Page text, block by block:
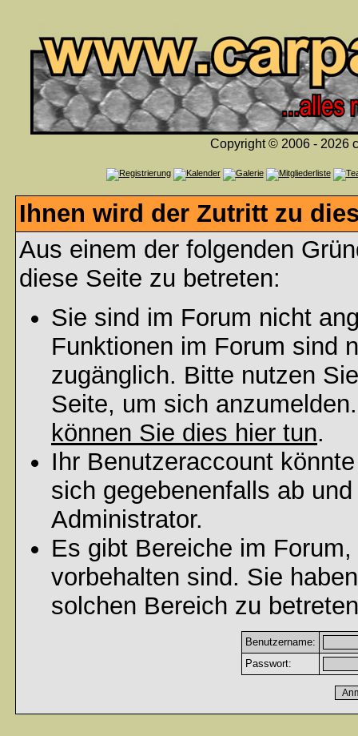
Copyright © 2006 - 2026
Ihnen wird der Zutritt zu
Aus einem der folgenden
diese Seite zu betreten:
Sie sind im Forum nicht
Funktionen im Forum sind
zugänglich. Bitte nutzen
Seite, um sich
können Sie dies hier tun.
Ihr Benutzeraccount
sich gegebenenfalls ab
Administrator.
Es gibt Bereiche im
vorbehalten sind. Sie
solchen Bereich zu
Benutzername:
Passwort: